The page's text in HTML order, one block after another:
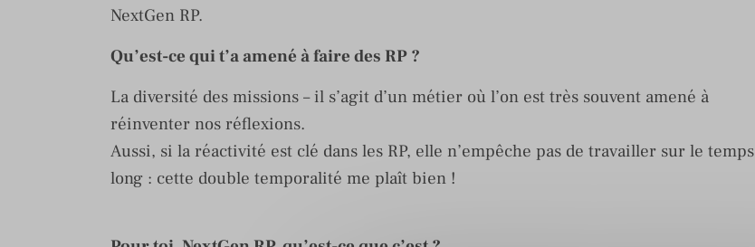
NextGen RP.
Qu’est-ce qui t’a amené à faire des RP ?
La diversité des missions – il s’agit d’un métier où l’on est très souvent amené à
réinventer nos réflexions.
Aussi, si la réactivité est clé dans les RP, elle n’empêche pas de travailler sur le temps
long : cette double temporalité me plaît bien !